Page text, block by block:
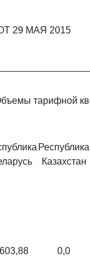
29 МАЯ 2015
тарифной
Республика
Казахстан
0,0